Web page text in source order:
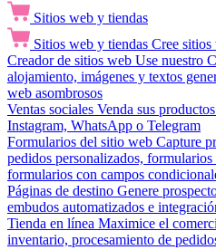
Sitios web y tiendas
Sitios web y tiendas Cree sitios
Creador de sitios web Use nuestro
alojamiento, imágenes y textos
web asombrosos
Ventas sociales Venda sus
Instagram, WhatsApp o Telegram
Formularios del sitio web Capture
pedidos personalizados,
formularios con campos
Páginas de destino Genere
embudos automatizados e
Tienda en línea Maximice el
inventario, procesamiento de